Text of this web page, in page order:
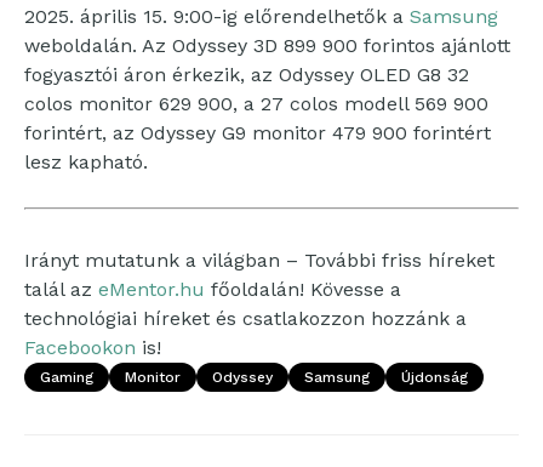
2025. április 15. 9:00-ig előrendelhetők a Samsung
weboldalán. Az Odyssey 3D 899 900 forintos ajánlott
fogyasztói áron érkezik, az Odyssey OLED G8 32
colos monitor 629 900, a 27 colos modell 569 900
forintért, az Odyssey G9 monitor 479 900 forintért
lesz kapható.
Irányt mutatunk a világban – További friss híreket
talál az eMentor.hu főoldalán! Kövesse a
technológiai híreket és csatlakozzon hozzánk a
Facebookon is!
Gaming Monitor Odyssey Samsung Újdonság